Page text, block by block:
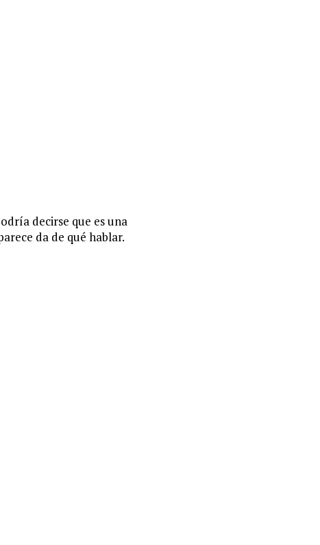
decirse que es una
da de qué hablar.